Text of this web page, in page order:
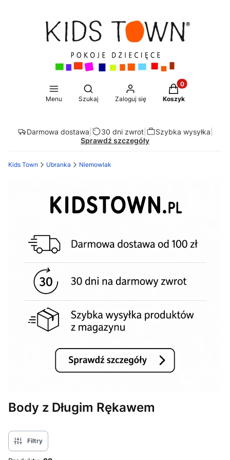
Menu
Otwórz wyszukiwarkę
Szukaj Zaloguj się
Produkty w
Koszyk
Darmowa dostawa 30 dni zwrot| Szybka wysyłka
Sprawdź szczegóły
Kids Town Ubranka Niemowlak
Body z Długim Rękawem
Filtry